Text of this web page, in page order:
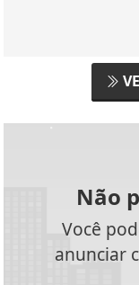
Não
Você
anunciar